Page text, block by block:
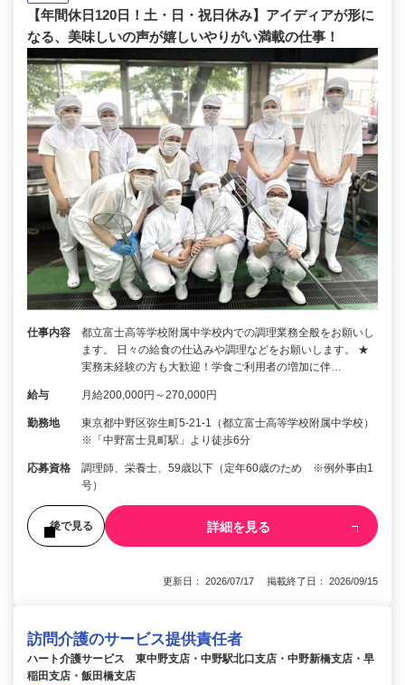
【年間休日120日！土・日・祝日休み】アイディアが形に
なる、美味しいの声が嬉しいやりがい満載の仕事！
仕事内容
都立富士高等学校附属中学校内での調理業務全般をお願いし
ます。 日々の給食の仕込みや調理などをお願いします。 ★
実務未経験の方も大歓迎！学食ご利用者の増加に伴…
給与 月給200,000円～270,000円
勤務地
東京都中野区弥生町5-21-1（都立富士高等学校附属中学校）
※「中野富士見町駅」より徒歩6分
応募資格
調理師、栄養士、59歳以下（定年60歳のため ※例外事由1
号）
後で見る 詳細を見る
更新日： 2026/07/17 掲載終了日： 2026/09/15
訪問介護のサービス提供責任者
ハート介護サービス 東中野支店・中野駅北口支店・中野新橋支店・早
稲田支店・飯田橋支店